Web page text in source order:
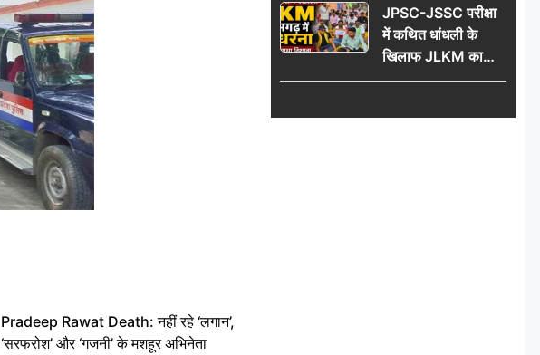
Pradeep Rawat Death: नहीं रहे ‘लगान’,
‘सरफरोश’ और ‘गजनी’ के मशहूर अभिनेता
74 साल की उम्र में
दुनिया को कहा अलविदा
JPSC-JSSC परीक्षा
में कथित धांधली के
खिलाफ JLKM का
रामगढ़ में महाधरना,